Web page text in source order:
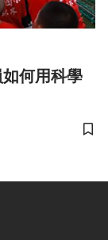
何用科學
儲